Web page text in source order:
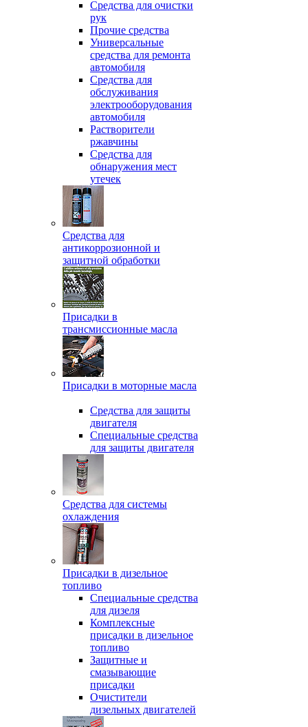
Средства для очистки
рук
Прочие средства
Универсальные
средства для ремонта
автомобиля
Средства для
обслуживания
электрооборудования
автомобиля
Растворители
ржавчины
Средства для
обнаружения мест
утечек
Средства для
антикоррозионной и
защитной обработки
Присадки в
трансмиссионные масла
Присадки в моторные масла
Средства для защиты
двигателя
Специальныe средства
для защиты двигателя
Средства для системы
охлаждения
Присадки в дизельное
топливо
Спeциальные средства
для дизеля
Комплексные
присадки в дизельное
топливо
Защитные и
смазывающие
присадки
Очистители
дизельных двигателей